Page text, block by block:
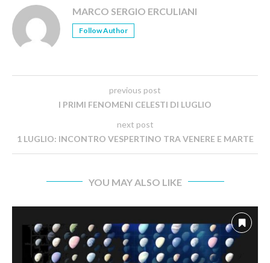
MARCO SERGIO ERCULIANI
Follow Author
previous post
I PRIMI FENOMENI CELESTI DI LUGLIO
next post
1 LUGLIO: INCONTRO VESPERTINO TRA VENERE E MARTE
YOU MAY ALSO LIKE